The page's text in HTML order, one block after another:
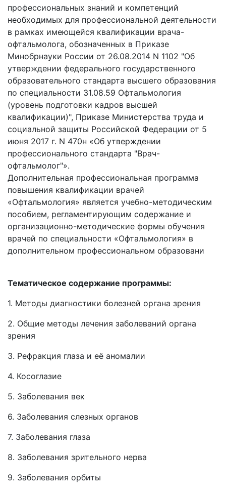
профессиональных знаний и компетенций
необходимых для профессиональной деятельности
в рамках имеющейся квалификации врача-
офтальмолога, обозначенных в Приказе
Минобрнауки России от 26.08.2014 N 1102 "Об
утверждении федерального государственного
образовательного стандарта высшего образования
по специальности 31.08.59 Офтальмология
(уровень подготовки кадров высшей
квалификации)", Приказе Министерства труда и
социальной защиты Российской Федерации от 5
июня 2017 г. N 470н «Об утверждении
профессионального стандарта "Врач-
офтальмолог"».
Дополнительная профессиональная программа
повышения квалификации врачей
«Офтальмология» является учебно-методическим
пособием, регламентирующим содержание и
организационно-методические формы обучения
врачей по специальности «Офтальмология» в
дополнительном профессиональном образовани
Тематическое содержание программы:
1. Методы диагностики болезней органа зрения
2. Общие методы лечения заболеваний органа
зрения
3. Рефракция глаза и её аномалии
4. Косоглазие
5. Заболевания век
6. Заболевания слезных органов
7. Заболевания глаза
8. Заболевания зрительного нерва
9. Заболевания орбиты